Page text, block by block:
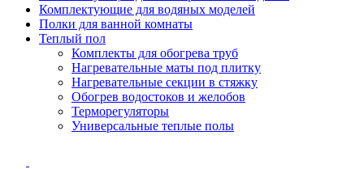
Комплектующие для водяных моделей
Полки для ванной комнаты
Теплый пол
Комплекты для обогрева труб
Нагревательные маты под плитку
Нагревательные секции в стяжку
Обогрев водостоков и желобов
Терморегуляторы
Универсальные теплые полы